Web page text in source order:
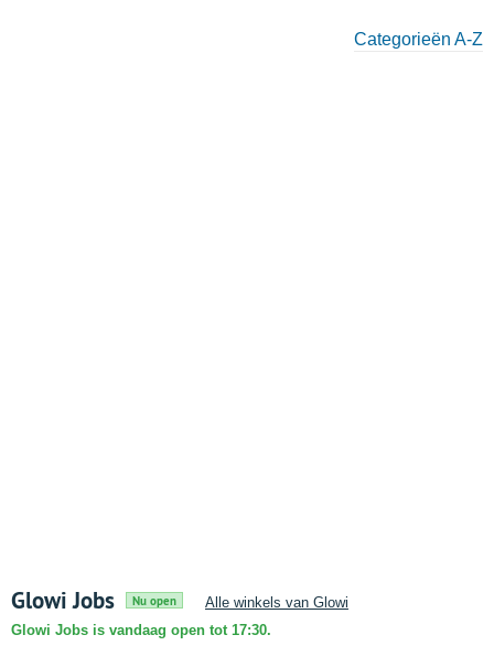
Categorieën A-Z
Glowi Jobs Nu open
Alle winkels van Glowi
Glowi Jobs is vandaag open tot 17:30.